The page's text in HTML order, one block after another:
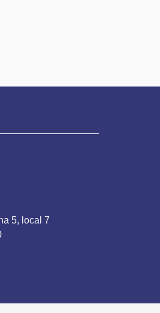
5, local 7